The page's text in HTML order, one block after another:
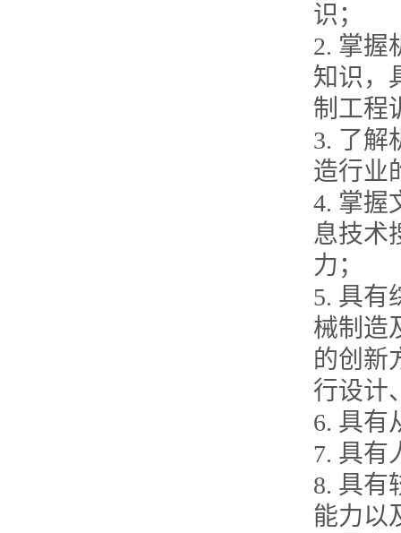
识；
2. 掌握
知识，
制工程
3. 了解
造行业
4. 掌握
息技术
力；
5. 具有
械制造
的创新
行设计
6. 具有
7. 具有
8. 具有
能力以